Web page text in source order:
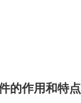
的作用和特点